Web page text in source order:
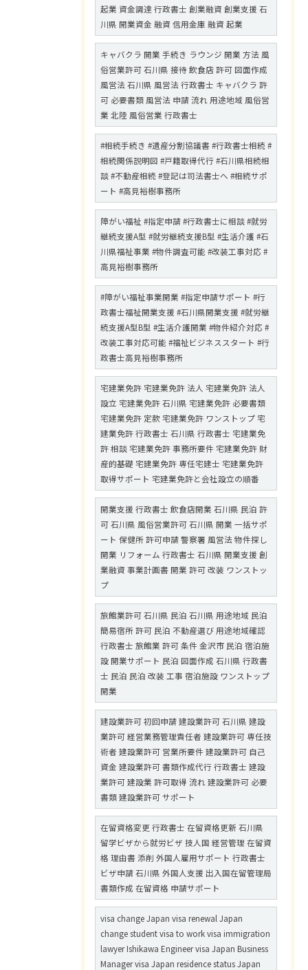
起業 資金調達 行政書士 創業融資 創業支援 石
川県 開業資金 融資 信用金庫 融資 起業
キャバクラ 開業 手続き ラウンジ 開業 方法 風
俗営業許可 石川県 接待 飲食店 許可 図面作成
風営法 石川県 風営法 行政書士 キャバクラ 許
可 必要書類 風営法 申請 流れ 用途地域 風俗営
業 北陸 風俗営業 行政書士
#相続手続き #遺産分割協議書 #行政書士相続 #
相続関係説明図 #戸籍取得代行 #石川県相続相
談 #不動産相続 #登記は司法書士へ #相続サポ
ート #高見裕樹事務所
障がい福祉 #指定申請 #行政書士に相談 #就労
継続支援A型 #就労継続支援B型 #生活介護 #石
川県福祉事業 #物件調査可能 #改装工事対応 #
高見裕樹事務所
#障がい福祉事業開業 #指定申請サポート #行
政書士福祉開業支援 #石川県開業支援 #就労継
続支援A型B型 #生活介護開業 #物件紹介対応 #
改装工事対応可能 #福祉ビジネススタート #行
政書士高見裕樹事務所
宅建業免許 宅建業免許 法人 宅建業免許 法人
設立 宅建業免許 石川県 宅建業免許 必要書類
宅建業免許 定款 宅建業免許 ワンストップ 宅
建業免許 行政書士 石川県 行政書士 宅建業免
許 相談 宅建業免許 事務所要件 宅建業免許 財
産的基礎 宅建業免許 専任宅建士 宅建業免許
取得サポート 宅建業免許と会社設立の順番
開業支援 行政書士 飲食店開業 石川県 民泊 許
可 石川県 風俗営業許可 石川県 開業 一括サポ
ート 保健所 許可申請 警察署 風営法 物件探し
開業 リフォーム 行政書士 石川県 開業支援 創
業融資 事業計画書 開業 許可 改装 ワンストッ
プ
旅館業許可 石川県 民泊 石川県 用途地域 民泊
簡易宿所 許可 民泊 不動産選び 用途地域確認
行政書士 旅館業 許可 条件 金沢市 民泊 宿泊施
設 開業サポート 民泊 図面作成 石川県 行政書
士 民泊 民泊 改装 工事 宿泊施設 ワンストップ
開業
建設業許可 初回申請 建設業許可 石川県 建設
業許可 経営業務管理責任者 建設業許可 専任技
術者 建設業許可 営業所要件 建設業許可 自己
資金 建設業許可 書類作成代行 行政書士 建設
業許可 建設業 許可取得 流れ 建設業許可 必要
書類 建設業許可 サポート
在留資格変更 行政書士 在留資格更新 石川県
留学ビザから就労ビザ 技人国 経営管理 在留資
格 理由書 添削 外国人雇用サポート 行政書士
ビザ申請 石川県 外国人支援 出入国在留管理局
書類作成 在留資格 申請サポート
visa change Japan visa renewal Japan
change student visa to work visa immigration
lawyer Ishikawa Engineer visa Japan Business
Manager visa Japan residence status Japan